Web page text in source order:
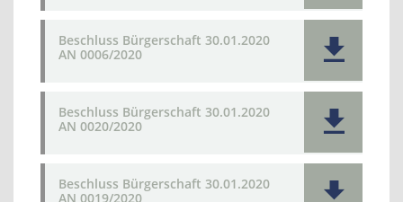
Beschluss Bürgerschaft 30.01.2020
AN 0006/2020
Beschluss Bürgerschaft 30.01.2020
AN 0020/2020
Beschluss Bürgerschaft 30.01.2020
AN 0019/2020